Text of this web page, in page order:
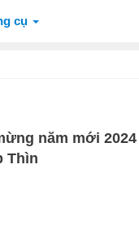
cụ
năm mới 2024
Thìn